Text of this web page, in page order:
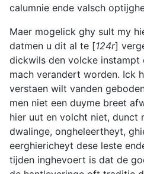
calumnie ende valsch
Maer mogelick ghy sult my
datmen u dit al te [124r]
dickwils den volcke instampt
mach verandert worden. Ick
verstaen wilt vanden
men niet een duyme breet
hier uut en volcht niet, dunct
dwalinge, ongheleertheyt,
eerghiericheyt dese leste
tijden inghevoert is dat de